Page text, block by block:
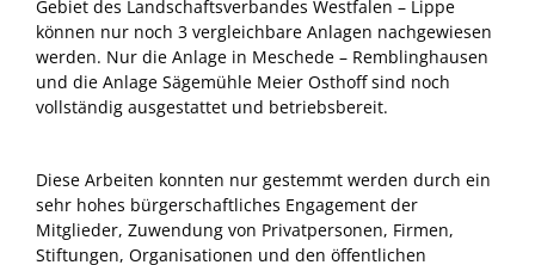
Gebiet des Landschaftsverbandes Westfalen – Lippe
können nur noch 3 vergleichbare Anlagen nachgewiesen
werden. Nur die Anlage in Meschede – Remblinghausen
und die Anlage Sägemühle Meier Osthoff sind noch
vollständig ausgestattet und betriebsbereit.
Diese Arbeiten konnten nur gestemmt werden durch ein
sehr hohes bürgerschaftliches Engagement der
Mitglieder, Zuwendung von Privatpersonen, Firmen,
Stiftungen, Organisationen und den öffentlichen